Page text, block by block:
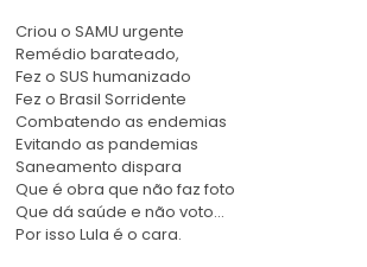
Criou o SAMU urgente
Remédio barateado,
Fez o SUS humanizado
Fez o Brasil Sorridente
Combatendo as endemias
Evitando as pandemias
Saneamento dispara
Que é obra que não faz foto
Que dá saúde e não voto…
Por isso Lula é o cara.